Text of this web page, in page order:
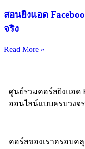
สอนยิงแอด
จริง
Read More »
ศูนย์รวมคอร์สยิงแอด
ออนไลน์แบบครบวงจ
คอร์สของเราครอบคลุ